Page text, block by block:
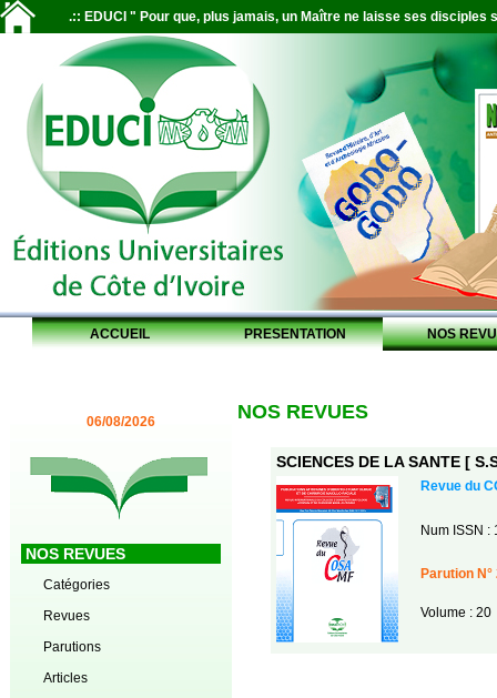
.:: EDUCI " Pour que, plus jamais, un Maître ne laisse ses disciples
ACCUEIL PRESENTATION NOS
06/08/2026
NOS REVUES
Catégories
Revues
Parutions
Articles
NOS REVUES
SCIENCES DE LA SANTE [
Revue du
Num ISSN :
Parution N°
Volume : 20